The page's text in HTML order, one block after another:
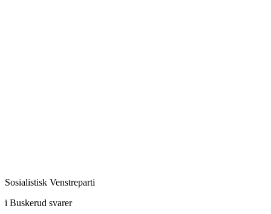
Sosialistisk Venstreparti
i Buskerud svarer